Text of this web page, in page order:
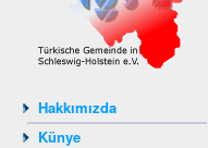
Hakkımızda
Künye